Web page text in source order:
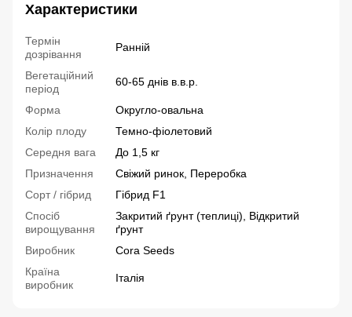
Характеристики
Термін
дозрівання
Ранній
Вегетаційний
період
60-65 днів в.в.р.
Форма
Округло-овальна
Колір плоду
Темно-фіолетовий
Середня вага
До 1,5 кг
Призначення
Свіжий ринок, Переробка
Сорт / гібрид
Гібрид F1
Спосіб
вирощування
Закритий ґрунт (теплиці), Відкритий
ґрунт
Виробник
Cora Seeds
Країна
виробник
Італія